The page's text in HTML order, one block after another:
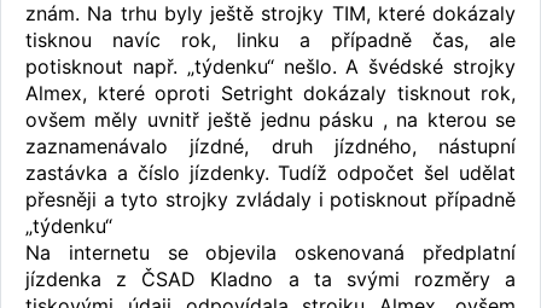
znám. Na trhu byly ještě strojky TIM, které dokázaly
tisknou navíc rok, linku a případně čas, ale
potisknout např. „týdenku“ nešlo. A švédské strojky
Almex, které oproti Setright dokázaly tisknout rok,
ovšem měly uvnitř ještě jednu pásku , na kterou se
zaznamenávalo jízdné, druh jízdného, nástupní
zastávka a číslo jízdenky. Tudíž odpočet šel udělat
přesněji a tyto strojky zvládaly i potisknout případně
„týdenku“
Na internetu se objevila oskenovaná předplatní
jízdenka z ČSAD Kladno a ta svými rozměry a